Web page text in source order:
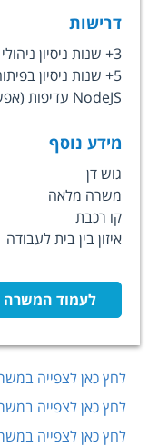
דרישות
3+ שנות ניסיון ניהולי
5+ שנות ניסיון בפיתוח FS
NodeJS עדיפות (אפשר...
מידע נוסף
גוש דן
משרה מלאה
קו רכבת
איזון בין בית לעבודה
לעמוד המשרה
לחץ כאן לצפייה
לחץ כאן לצפייה
לחץ כאן לצפייה